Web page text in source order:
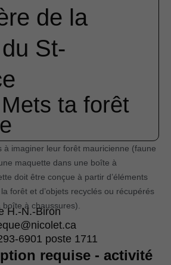
de la
St-
ta forêt
à imaginer leur forêt mauricienne (faune
maquette dans une boîte à
doit être conçue à partir d’éléments
forêt et d’objets recyclés ou récupérés
à chaussures).
H.-N.-Biron
6901 poste 1711
requise - activité